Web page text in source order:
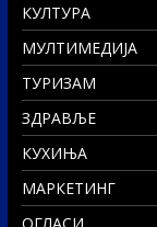
КУЛТУРА
МУЛТИМЕДИЈА
ТУРИЗАМ
ЗДРАВЉЕ
КУХИЊА
МАРКЕТИНГ